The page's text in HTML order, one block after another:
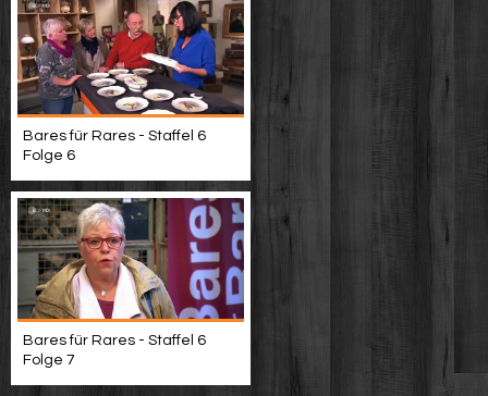
Bares für Rares - Staffel 6
Folge 6
Bares für Rares - Staffel 6
Folge 7